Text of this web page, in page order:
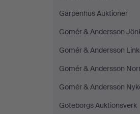
Garpenhus Auktioner
Gomér & Andersson
Gomér & Andersson
Gomér & Andersson
Gomér & Andersson
Göteborgs Auktionsverk